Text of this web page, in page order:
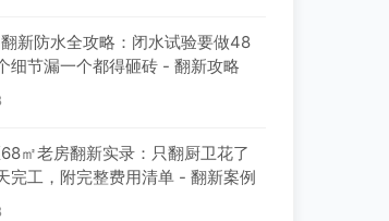
新防水全攻略：闭水试验要做48
细节漏一个都得砸砖 - 翻新攻略
㎡老房翻新实录：只翻厨卫花了
完工，附完整费用清单 - 翻新案例